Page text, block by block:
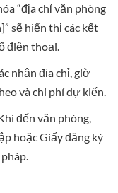
“địa chỉ văn phòng
sẽ hiển thị các kết
điện thoại.
nhận địa chỉ, giờ
và chi phí dự kiến.
đến văn phòng,
hoặc Giấy đăng ký